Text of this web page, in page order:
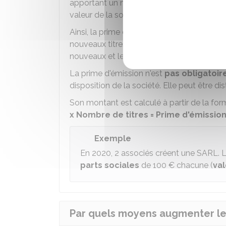
apportant un montant similaire à ce qui
valeur de la société a évolué.
Ainsi, la prime d'émission permet de tenir
nouveaux titres sociaux sont émis. Elle
nouveaux et les plus anciens associés
La prime d'émission n'est pas
disposition de la société. Elle peut être
Son montant est calculé à partir de la
x Nombre de titres = Prime d'émission
Exemple
En 2020, 2 associés créent une SARL.
parts sociales de 100 € chacune (
Par quels moyens augmenter